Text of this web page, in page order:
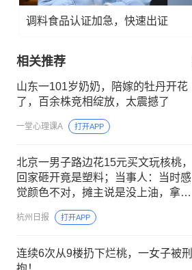
调料食品认证加急，快速出证
相关推荐
山东一101岁奶奶，陪嫁的牡丹开花
了，百余株竞相绽放，太震撼了
一堂心理课A 打开APP
北京一男子路边花15元买文玩核桃，
回家砸开竟是塑料；当事人：当时感
觉颜色不对，摊主说是没上油，拿回
去晒几天就好，没想到她做戏做全套
杭州日报 打开APP
连续6次从9楼扔下烂桃，一女子被刑